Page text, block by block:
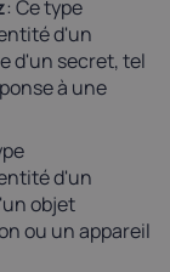
: Ce type
d'un
d'un secret, tel
à une
d'un
objet
ou un appareil